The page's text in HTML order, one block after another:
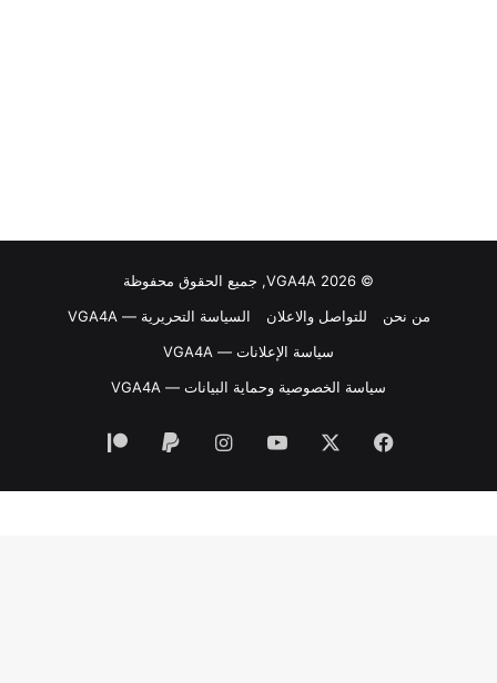
© VGA4A 2026, جميع الحقوق محفوظة
من نحن
للتواصل والاعلان
السياسة التحريرية — VGA4A
سياسة الإعلانات — VGA4A
سياسة الخصوصية وحماية البيانات — VGA4A
فيسبوك ‫YouTubeانستقرام
‏Paypal
‫Patreon